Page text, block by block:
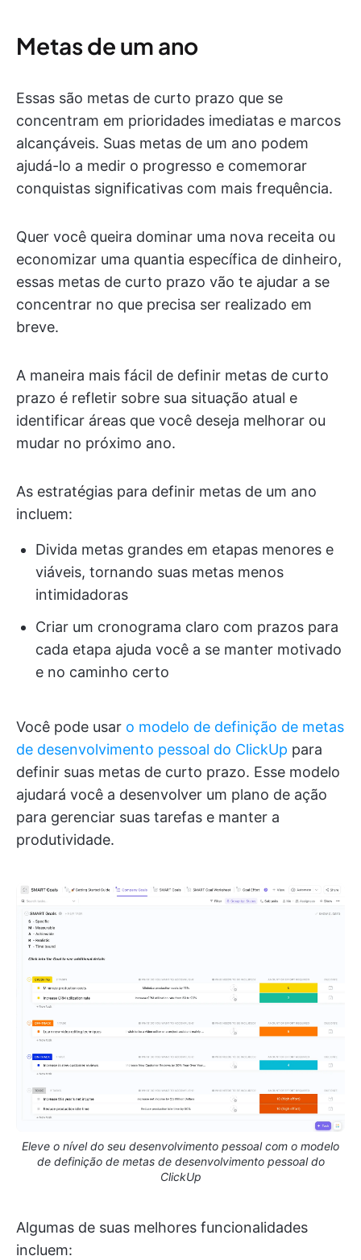
Metas de um ano
Essas são metas de curto prazo que se
concentram em prioridades imediatas e marcos
alcançáveis. Suas metas de um ano podem
ajudá-lo a medir o progresso e comemorar
conquistas significativas com mais frequência.
Quer você queira dominar uma nova receita ou
economizar uma quantia específica de dinheiro,
essas metas de curto prazo vão te ajudar a se
concentrar no que precisa ser realizado em
breve.
A maneira mais fácil de definir metas de curto
prazo é refletir sobre sua situação atual e
identificar áreas que você deseja melhorar ou
mudar no próximo ano.
As estratégias para definir metas de um ano
incluem:
Divida metas grandes em etapas menores e
viáveis, tornando suas metas menos
intimidadoras
Criar um cronograma claro com prazos para
cada etapa ajuda você a se manter motivado
e no caminho certo
Você pode usar o modelo de definição de metas
de desenvolvimento pessoal do ClickUp para
definir suas metas de curto prazo. Esse modelo
ajudará você a desenvolver um plano de ação
para gerenciar suas tarefas e manter a
produtividade.
Eleve o nível do seu desenvolvimento pessoal com o modelo
de definição de metas de desenvolvimento pessoal do
ClickUp
Algumas de suas melhores funcionalidades
incluem: